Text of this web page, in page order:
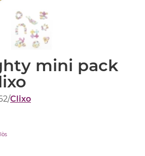
mini pack
/Clixo